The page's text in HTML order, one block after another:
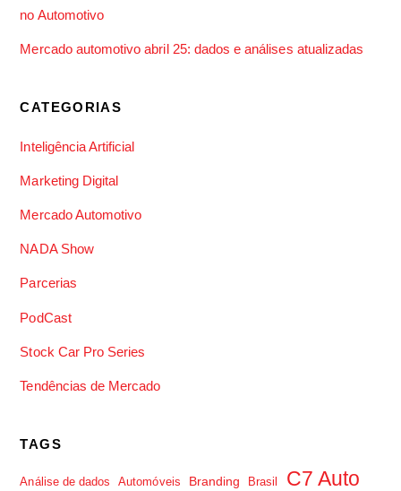
no Automotivo
Mercado automotivo abril 25: dados e análises atualizadas
CATEGORIAS
Inteligência Artificial
Marketing Digital
Mercado Automotivo
NADA Show
Parcerias
PodCast
Stock Car Pro Series
Tendências de Mercado
TAGS
Análise de dados Automóveis Branding Brasil C7 Auto